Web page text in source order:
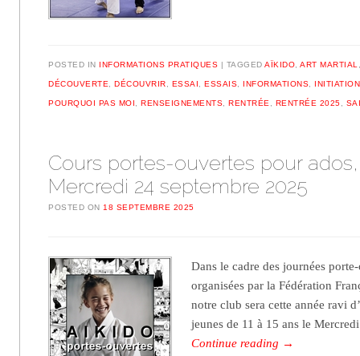
POSTED IN INFORMATIONS PRATIQUES TAGGEDAÏKIDO ,ART MARTIAL
DÉCOUVERTE ,DÉCOUVRIR ESSAI ,ESSAIS INFORMATIONS INITIATION
POURQUOI PAS MOI ,RENSEIGNEMENTS ,RENTRÉE RENTRÉE 2025
Cours portes-ouvertes pour ados,
Mercredi 24 septembre 2025
POSTED ON 18 SEPTEMBRE 2025
Dans le cadre des journées
organisées par la Fédération
notre club sera cette année ravi
jeunes de 11 à 15 ans le
Continue reading →